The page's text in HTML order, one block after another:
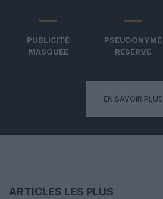
PUBLICITÉ
MASQUÉE
PSEUDONYME
RÉSERVÉ
EN SAVOIR PLUS
ARTICLES LES PLUS